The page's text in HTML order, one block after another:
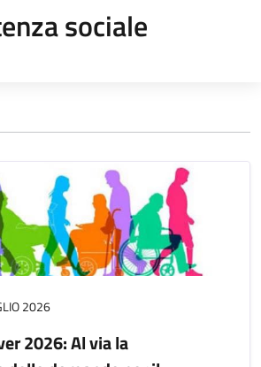
sociale
2026
2026: Al via la